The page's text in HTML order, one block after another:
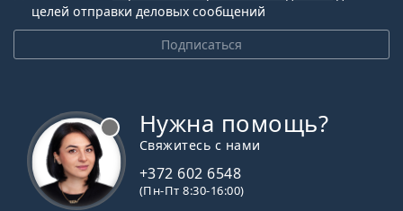
Подписаться
целей отправки деловых сообщений
Нужна помощь?
Свяжитесь с нами
+372 602 6548
(Пн-Пт 8:30-16:00)